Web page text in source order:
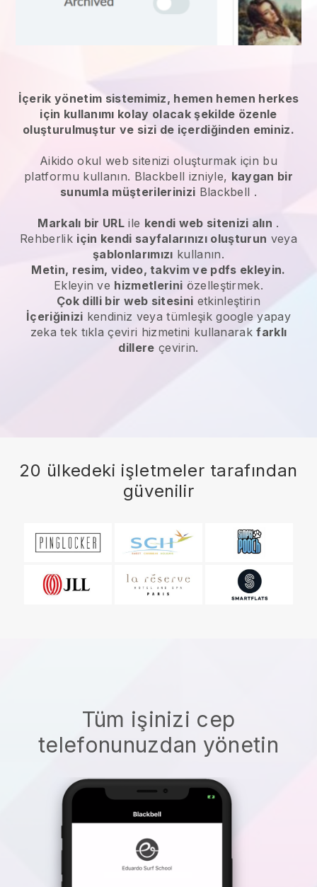
İçerik yönetim sistemimiz, hemen hemen herkes
için kullanımı kolay olacak şekilde özenle
oluşturulmuştur ve sizi de içerdiğinden eminiz.
Aikido okul web sitenizi oluşturmak için bu
platformu kullanın. Blackbell izniyle, kaygan bir
sunumla müşterilerinizi Blackbell .
Markalı bir URL ile kendi web sitenizi alın .
Rehberlik için kendi sayfalarınızı oluşturun veya
şablonlarımızı kullanın.
Metin, resim, video, takvim ve pdfs ekleyin.
Ekleyin ve hizmetlerini özelleştirmek.
Çok dilli bir web sitesini etkinleştirin
İçeriğinizi kendiniz veya tümleşik google yapay
zeka tek tıkla çeviri hizmetini kullanarakfarklı
dillere çevirin.
20 ülkedeki işletmeler tarafından
güvenilir
Tüm işinizi cep
telefonunuzdan yönetin